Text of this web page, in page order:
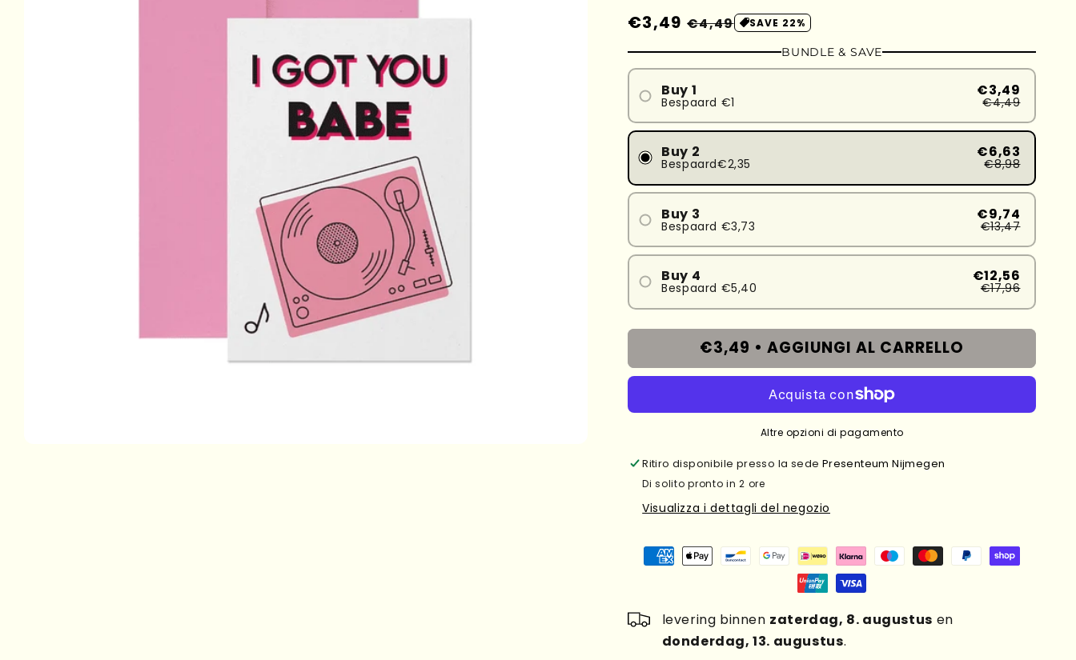
Prezzo
di
listino
€3,49 Prezzo
scontato
€4,49 SAVE 22%
BUNDLE & SAVE
Buy 1
Bespaard €1
€3,49
€4,49
Buy 2
Bespaard€2,35
€6,63
€8,98
Buy 3
Bespaard €3,73
€9,74
€13,47
Buy 4
Bespaard €5,40
€12,56
€17,96
€3,49 •AGGIUNGI AL CARRELLO
Altre opzioni di pagamento
Ritiro disponibile presso la sede Presenteum Nijmegen
Di solito pronto in 2 ore
Visualizza i dettagli del negozio
levering binnen zaterdag, 8. augustus en
donderdag, 13. augustus.